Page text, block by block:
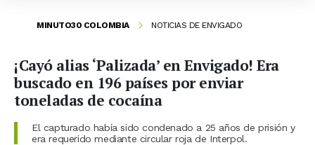
MINUTO30 COLOMBIA NOTICIAS DE ENVIGADO
¡Cayó alias ‘Palizada’ en Envigado! Era
buscado en 196 países por enviar
toneladas de cocaína
El capturado había sido condenado a 25 años de prisión y
era requerido mediante circular roja de Interpol.